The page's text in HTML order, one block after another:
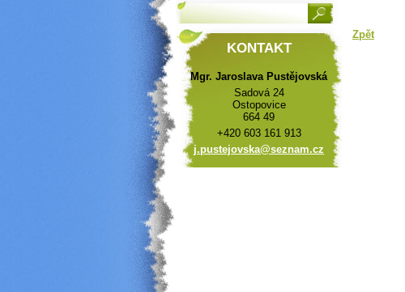
Zpět
KONTAKT
Mgr. Jaroslava Pustějovská
Sadová 24
Ostopovice
664 49
+420 603 161 913
j.pustejovska@seznam.cz